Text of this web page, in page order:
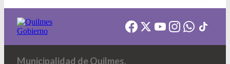
Municipalidad de Quilmes,